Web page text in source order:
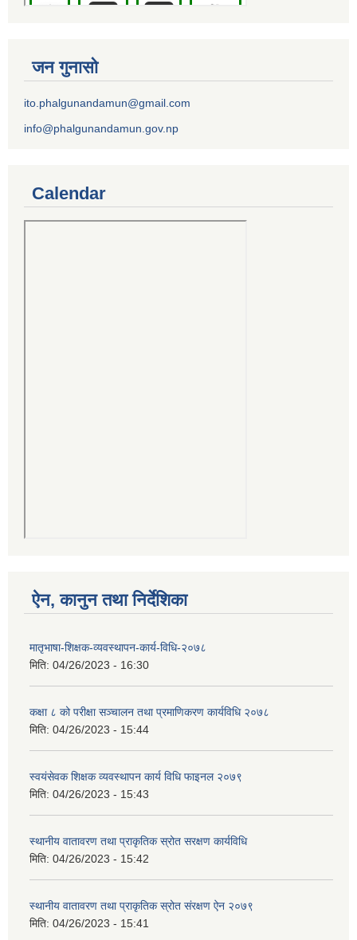
जन गुनासो
ito.phalgunandamun@gmail.com
info@phalgunandamun.gov.np
Calendar
ऐन, कानुन तथा निर्देशिका
मातृभाषा-शिक्षक-व्यवस्थापन-कार्य-विधि-२०७८
मिति: 04/26/2023 - 16:30
कक्षा ८ को परीक्षा सञ्चालन तथा प्रमाणिकरण कार्यविधि २०७८
मिति: 04/26/2023 - 15:44
स्वयंसेवक शिक्षक व्यवस्थापन कार्य विधि फाइनल २०७९
मिति: 04/26/2023 - 15:43
स्थानीय वातावरण तथा प्राकृतिक स्रोत सरक्षण कार्यविधि
मिति: 04/26/2023 - 15:42
स्थानीय वातावरण तथा प्राकृतिक स्रोत संरक्षण ऐन २०७९
मिति: 04/26/2023 - 15:41